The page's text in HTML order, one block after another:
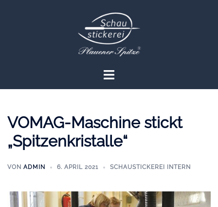
Menü
VOMAG-Maschine stickt
„Spitzenkristalle“
VON ADMIN 6. APRIL 2021 SCHAUSTICKEREI INTERN